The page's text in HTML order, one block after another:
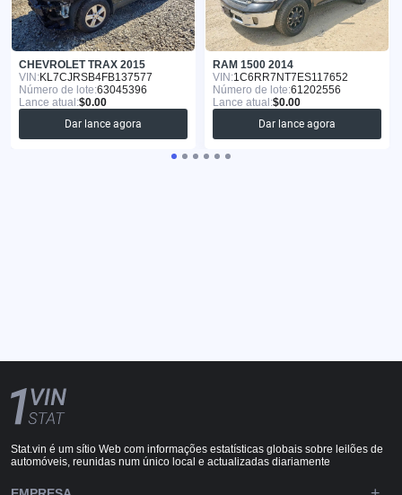
CHEVROLET TRAX 2015
VIN:KL7CJRSB4FB137577
Número de lote:63045396
Lance atual:$0.00
Dar lance agora
RAM 1500 2014
VIN:1C6RR7NT7ES117652
Número de lote:61202556
Lance atual:$0.00
Dar lance agora
Stat.vin é um sítio Web com informações estatísticas globais sobre leilões de
automóveis, reunidas num único local e actualizadas diariamente